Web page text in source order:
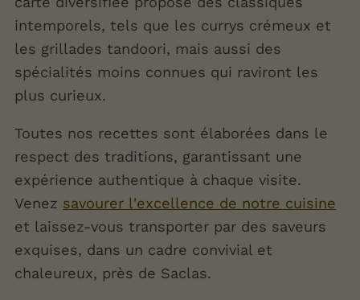
intemporels, tels que les currys crémeux et
les grillades tandoori, mais aussi des
spécialités moins connues qui raviront les
plus curieux.
Toutes nos recettes sont élaborées dans le
respect des traditions, garantissant une
expérience authentique à chaque visite.
Venez savourer l'excellence de notre cuisine
et laissez-vous transporter par des saveurs
exquises, dans un cadre convivial et
chaleureux, près de Saclas.